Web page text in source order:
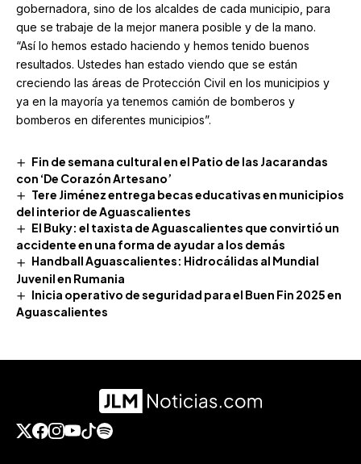
gobernadora, sino de los alcaldes de cada municipio, para
que se trabaje de la mejor manera posible y de la mano.
“Así lo hemos estado haciendo y hemos tenido buenos
resultados. Ustedes han estado viendo que se están
creciendo las áreas de Protección Civil en los municipios y
ya en la mayoría ya tenemos camión de bomberos y
bomberos en diferentes municipios”.
Fin de semana cultural en el Patio de las Jacarandas
con ‘De Corazón Artesano’
Tere Jiménez entrega becas educativas en municipios
del interior de Aguascalientes
El Buky: el taxista de Aguascalientes que convirtió un
accidente en una forma de ayudar a los demás
Handball Aguascalientes: Hidrocálidas al Mundial
Juvenil en Rumania
Inicia operativo de seguridad para el Buen Fin 2025 en
Aguascalientes